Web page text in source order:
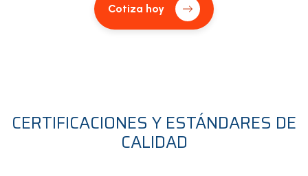
Cotiza hoy
CERTIFICACIONES Y ESTÁNDARES DE
CALIDAD